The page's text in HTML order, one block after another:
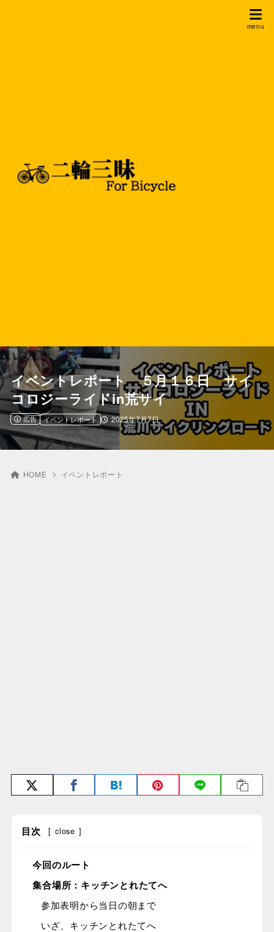
イベントレポート ５月１６日 サイ
コロジーライドin荒サイ
広告 2025年7月7日
イベントレポート
HOME イベントレポート
目次 [ close ]
今回のルート
集合場所：キッチンとれたてへ
参加表明から当日の朝まで
いざ、キッチンとれたてへ